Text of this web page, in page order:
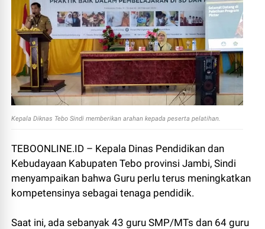
Kepala Diknas Tebo Sindi memberikan arahan kepada peserta pelatihan.
TEBOONLINE.ID – Kepala Dinas Pendidikan dan
Kebudayaan Kabupaten Tebo provinsi Jambi, Sindi
menyampaikan bahwa Guru perlu terus meningkatkan
kompetensinya sebagai tenaga pendidik.
Saat ini, ada sebanyak 43 guru SMP/MTs dan 64 guru